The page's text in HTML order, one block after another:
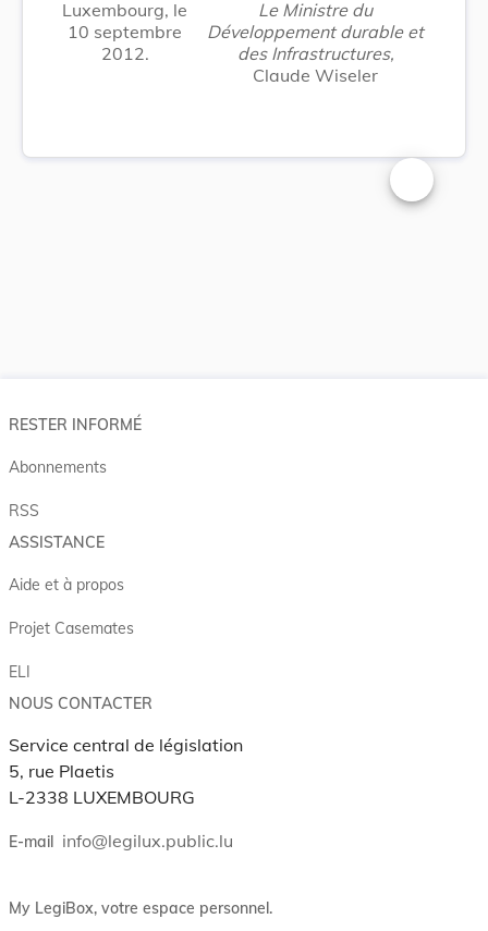
Luxembourg, le
10 septembre
2012.
Le Ministre du
Développement durable et
des Infrastructures,
Claude Wiseler
Changer la
RESTER INFORMÉ
Abonnements
RSS
ASSISTANCE
Aide et à propos
Projet Casemates
ELI
NOUS CONTACTER
Service central de législation
5, rue Plaetis
L-2338 LUXEMBOURG
E-mail info@legilux.public.lu
My LegiBox, votre espace personnel.